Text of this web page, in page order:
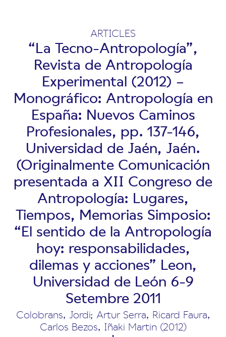
ARTICLES
“La Tecno-Antropología”,
Revista de Antropología
Experimental (2012) –
Monográfico: Antropología en
España: Nuevos Caminos
Profesionales, pp. 137-146,
Universidad de Jaén, Jaén.
(Originalmente Comunicación
presentada a XII Congreso de
Antropología: Lugares,
Tiempos, Memorias Simposio:
“El sentido de la Antropología
hoy: responsabilidades,
dilemas y acciones” Leon,
Universidad de León 6-9
Setembre 2011
Colobrans, Jordi; Artur Serra, Ricard Faura,
Carlos Bezos, Iñaki Martin (2012)